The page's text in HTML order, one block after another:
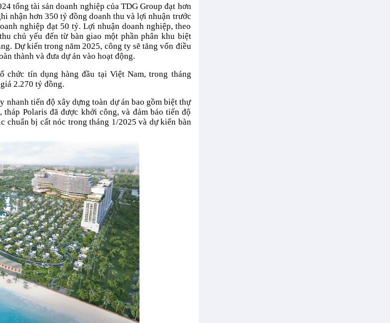
tổng tài sản doanh nghiệp của TDG Group đạt hơn
nhận hơn 350 tỷ đồng doanh thu và lợi nhuận trước
nghiệp đạt 50 tỷ. Lợi nhuận doanh nghiệp, theo
chủ yếu đến từ bàn giao một phần phân khu biệt
Dự kiến trong năm 2025, công ty sẽ tăng vốn điều
thành và đưa dự án vào hoạt động.
chức tín dụng hàng đầu tại Việt Nam, trong tháng
2.270 tỷ đồng.
tiến độ xây dựng toàn dự án bao gồm biệt thự
Polaris đã được khởi công, và đảm bảo tiến độ
chuẩn bị cất nóc trong tháng 1/2025 và dự kiến bàn